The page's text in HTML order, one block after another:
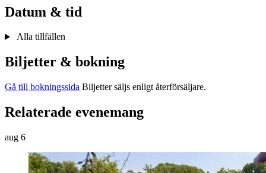
Datum & tid
Alla tillfällen
Biljetter & bokning
Gå till bokningssida Biljetter säljs enligt återförsäljare.
Relaterade evenemang
aug 6